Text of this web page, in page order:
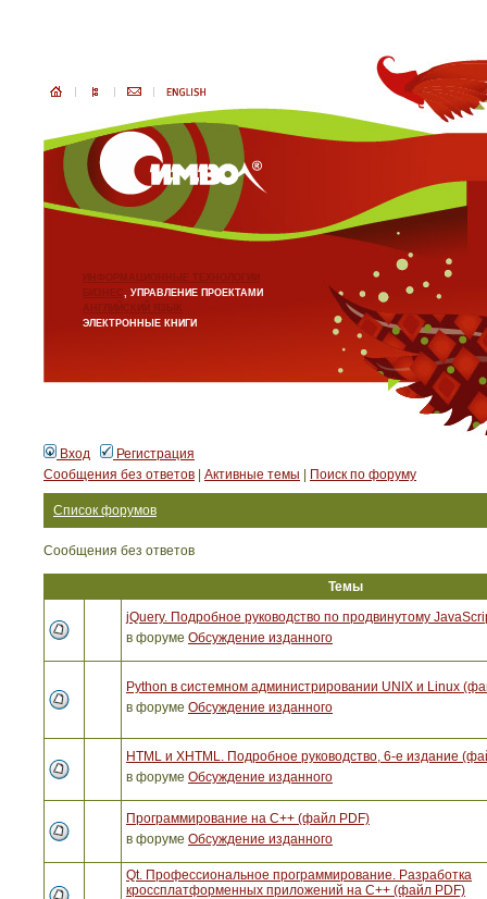
ИНФОРМАЦИОННЫЕ ТЕХНОЛОГИИ
БИЗНЕС, УПРАВЛЕНИЕ ПРОЕКТАМИ
АНГЛИЙСКИЙ ЯЗЫК
ЭЛЕКТРОННЫЕ КНИГИ
Вход
Регистрация
Сообщения без ответов
Активные темы Поиск по форуму
Список форумов
Сообщения без ответов
Темы
jQuery. Подробное руководство по продвинутому
в форуме Обсуждение изданного
Python в системном администрировании UNIX и Linux
в форуме Обсуждение изданного
HTML и XHTML. Подробное руководство, 6-е издание
в форуме Обсуждение изданного
Программирование на C++ (файл PDF)
в форуме Обсуждение изданного
Qt. Профессиональное программирование. Разработка
кроссплатформенных приложений на С++ (файл PDF)